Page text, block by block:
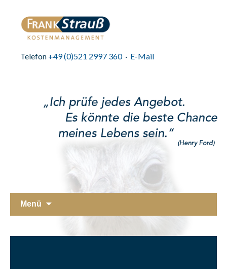
Telefon +49 (0)521 2997 360· E-Mail
Menü
Inhalt